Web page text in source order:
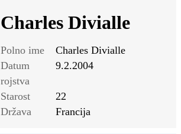
Charles Divialle
Polno ime
Charles Divialle
Datum
rojstva
9.2.2004
Starost
22
Država
Francija